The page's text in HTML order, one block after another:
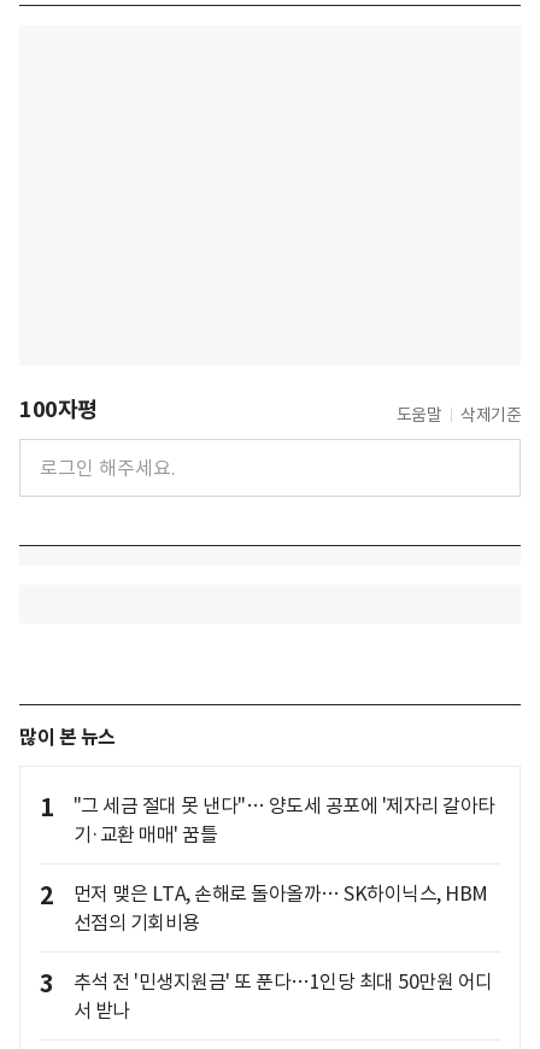
100자평 도움말 삭제기준
많이 본 뉴스
1
"그 세금 절대 못 낸다"… 양도세 공포에 '제자리 갈아타
기·교환 매매' 꿈틀
2
먼저 맺은 LTA, 손해로 돌아올까… SK하이닉스, HBM
선점의 기회비용
3
추석 전 '민생지원금' 또 푼다…1인당 최대 50만원 어디
서 받나